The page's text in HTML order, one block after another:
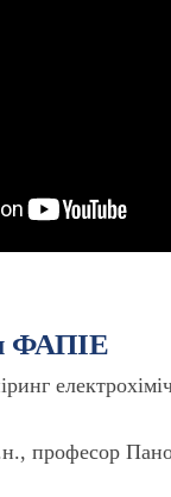
ФАПІЕ
професор